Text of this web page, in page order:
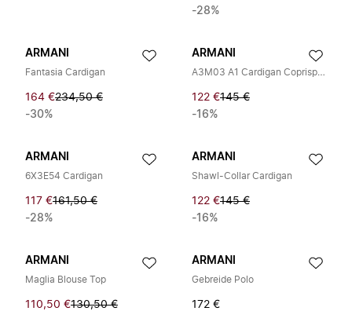
-28%
ARMANI
Fantasia Cardigan
164 €234,50 €
-30%
ARMANI
A3M03 A1 Cardigan Coprispalla
122 €145 €
-16%
ARMANI
6X3E54 Cardigan
117 €161,50 €
-28%
ARMANI
Shawl-Collar Cardigan
122 €145 €
-16%
ARMANI
Maglia Blouse Top
110,50 €130,50 €
ARMANI
Gebreide Polo
172 €